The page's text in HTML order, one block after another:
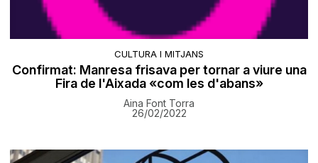
CULTURA I MITJANS
Confirmat: Manresa frisava per tornar a viure una
Fira de l'Aixada «com les d'abans»
Aina Font Torra
26/02/2022